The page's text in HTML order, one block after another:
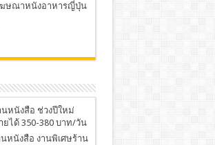
ฆษณาหนังอาหารญี่ปุ่น
นหนังสือ ช่วงปีใหม่
ยได้ 350-380 บาท/วัน
หนังสือ งานพิเศษร้าน